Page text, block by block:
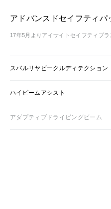
アドバンスドセイフティ
17年5月よりアイサイトセイフティプ
スバルリヤビークルディテクション
ハイビームアシスト
アダプティブドライビングビーム